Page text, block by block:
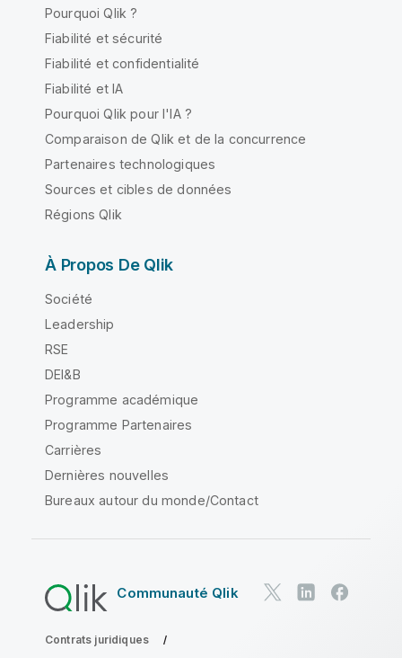
Pourquoi Qlik ?
Fiabilité et sécurité
Fiabilité et confidentialité
Fiabilité et IA
Pourquoi Qlik pour l'IA ?
Comparaison de Qlik et de la concurrence
Partenaires technologiques
Sources et cibles de données
Régions Qlik
À Propos De Qlik
Société
Leadership
RSE
DEI&B
Programme académique
Programme Partenaires
Carrières
Dernières nouvelles
Bureaux autour du monde/Contact
Communauté Qlik
Contrats juridiques